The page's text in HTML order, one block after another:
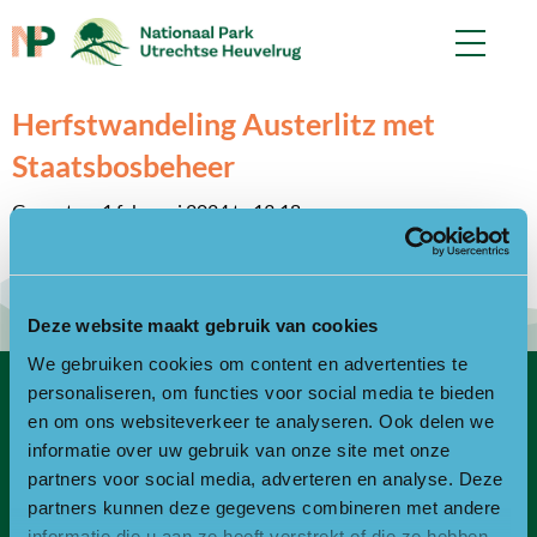
Deze website maakt gebruik van cookies
We gebruiken cookies om content en advertenties te
personaliseren, om functies voor social media te bieden
en om ons websiteverkeer te analyseren. Ook delen we
informatie over uw gebruik van onze site met onze
partners voor social media, adverteren en analyse. Deze
partners kunnen deze gegevens combineren met andere
Herfstwandeling Austerlitz met
Staatsbosbeheer
Gepost op 1 februari 2024 te 13:18.
Contact
Bezoekadres
Bezoek- en postadres: